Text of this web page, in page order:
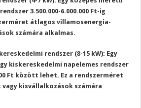
3.500.000-6.000.000 Ft-ig
átlagos villamosenergia-
számára alkalmas.
rendszer (8-15 kW): Egy
kiskereskedelmi napelemes rendszer
Ft között lehet. Ez a rendszerméret
kisvállalkozások számára